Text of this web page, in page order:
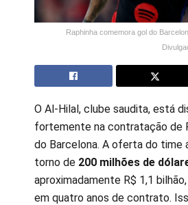
Raphinha comemora gol do
O Al-Hilal, clube saudita, está
fortemente na contratação de
do Barcelona. A oferta do time
torno de 200 milhões de
aproximadamente R$ 1,1
em quatro anos de contrato.